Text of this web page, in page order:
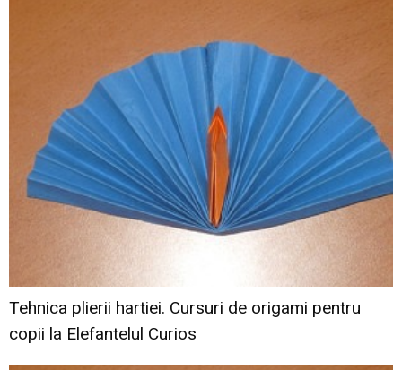
Tehnica plierii hartiei. Cursuri de origami pentru
copii la Elefantelul Curios